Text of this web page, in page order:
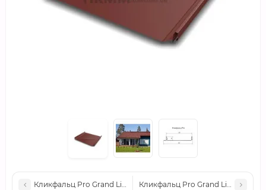
Кликфальц Pro Grand Line 0,45 PE с пленкой на замках RAL
Кликфальц Pro Grand Line 0,45